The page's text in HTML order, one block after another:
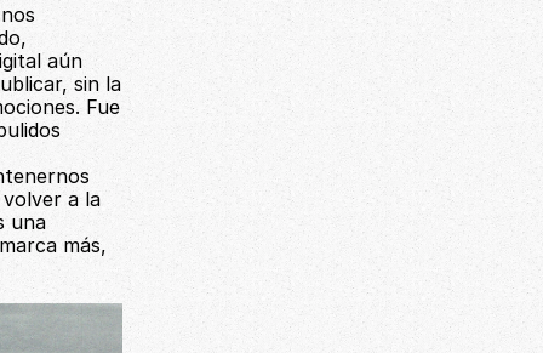
aún
sin la
Fue
a la
una
más,